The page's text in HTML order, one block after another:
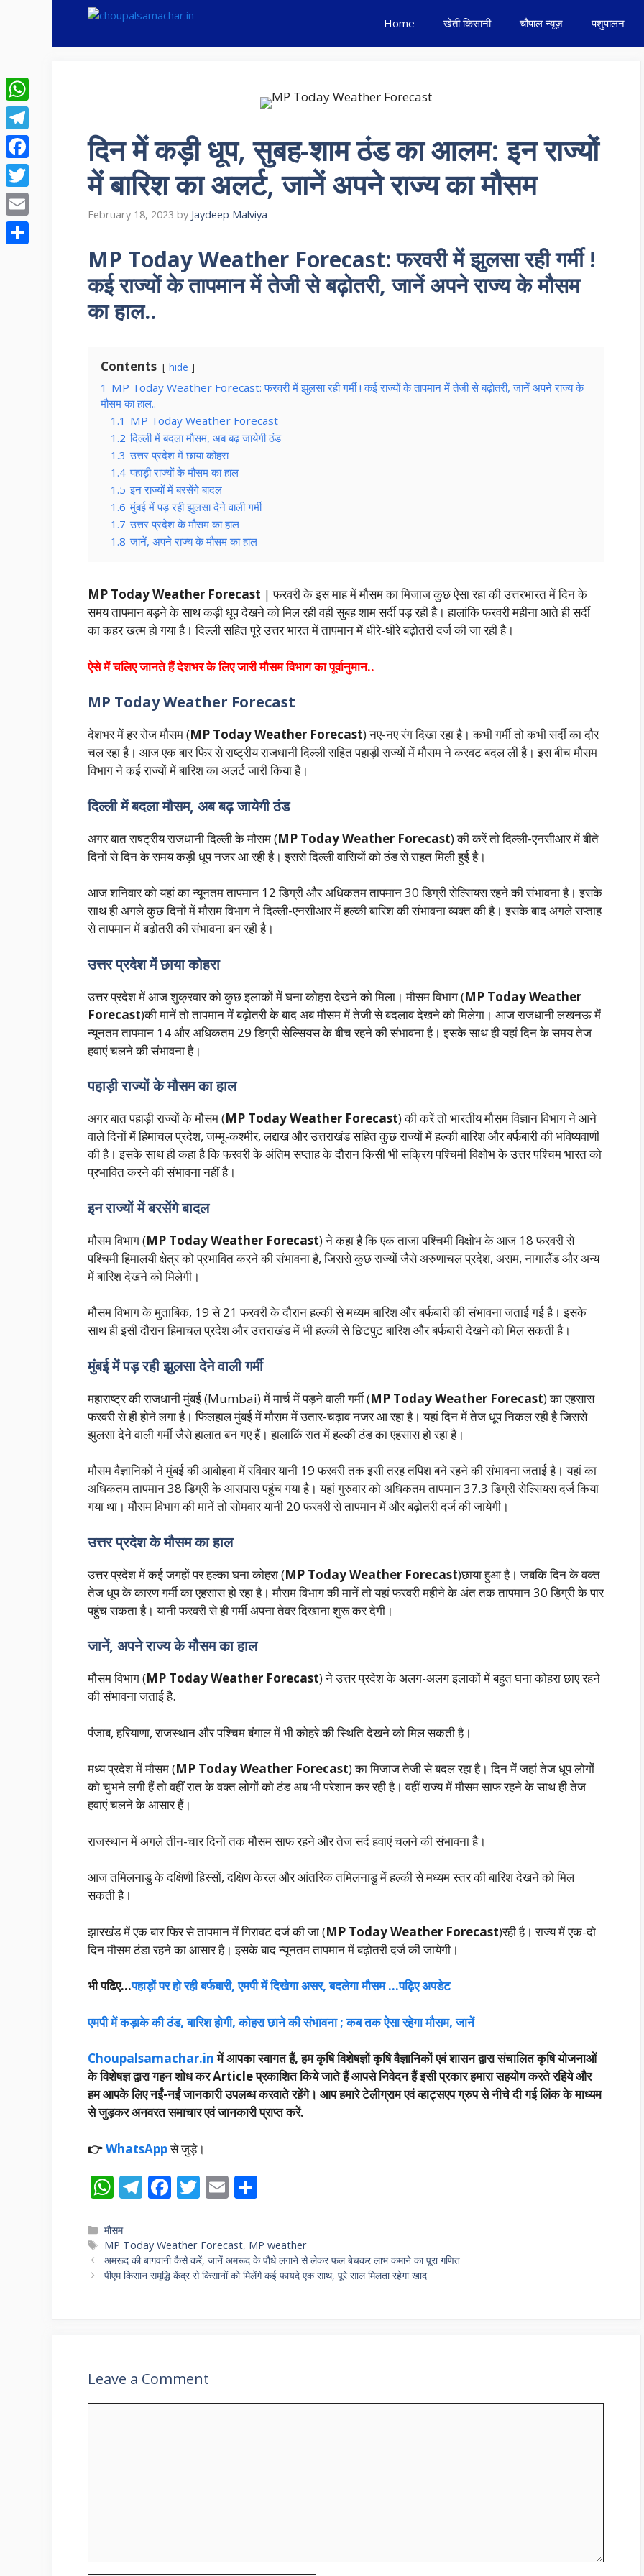
Home खेती किसानी चौपाल न्यूज़ पशुपालन
दिन में कड़ी धूप, सुबह-शाम ठंड का आलम: इन राज्यों
में बारिश का अलर्ट, जानें अपने राज्य का मौसम
February 18, 2023 by Jaydeep Malviya
MP Today Weather Forecast: फरवरी में झुलसा रही गर्मी !
कई राज्यों के तापमान में तेजी से बढ़ोतरी, जानें अपने राज्य के मौसम
का हाल..
Contents hide
1 MP Today Weather Forecast: फरवरी में झुलसा रही गर्मी ! कई राज्यों के तापमान में तेजी से बढ़ोतरी, जानें अपने राज्य के
मौसम का हाल..
1.1 MP Today Weather Forecast
1.2 दिल्ली में बदला मौसम, अब बढ़ जायेगी ठंड
1.3 उत्तर प्रदेश में छाया कोहरा
1.4 पहाड़ी राज्यों के मौसम का हाल
1.5 इन राज्यों में बरसेंगे बादल
1.6 मुंबई में पड़ रही झुलसा देने वाली गर्मी
1.7 उत्तर प्रदेश के मौसम का हाल
1.8 जानें, अपने राज्य के मौसम का हाल
MP Today Weather Forecast | फरवरी के इस माह में मौसम का मिजाज कुछ ऐसा रहा की उत्तरभारत में दिन के
समय तापमान बड़ने के साथ कड़ी धूप देखने को मिल रही वही सुबह शाम सर्दी पड़ रही है। हालांकि फरवरी महीना आते ही सर्दी
का कहर खत्म हो गया है। दिल्ली सहित पूरे उत्तर भारत में तापमान में धीरे-धीरे बढ़ोतरी दर्ज की जा रही है।
ऐसे में चलिए जानते हैं देशभर के लिए जारी मौसम विभागका पूर्वानुमान..
MP Today Weather Forecast
देशभर में हर रोज मौसम (MP Today Weather Forecast) नए-नए रंग दिखा रहा है। कभी गर्मी तो कभी सर्दी का दौर
चल रहा है। आज एक बार फिर से राष्ट्रीय राजधानी दिल्ली सहित पहाड़ी राज्यों में मौसम ने करवट बदल ली है। इस बीच मौसम
विभाग ने कई राज्यों में बारिश का अलर्ट जारी किया है।
दिल्ली में बदला मौसम, अब बढ़ जायेगी ठंड
अगर बात राषट्रीय राजधानी दिल्ली के मौसम (MP Today Weather Forecast) की करें तो दिल्ली-एनसीआर में बीते
दिनों से दिन के समय कड़ी धूप नजर आ रही है। इससे दिल्ली वासियों को ठंड से राहत मिली हुई है।
आज शनिवार को यहां का न्यूनतम तापमान 12 डिग्री और अधिकतम तापमान 30 डिग्री सेल्सियस रहने की संभावना है। इसके
साथ ही अगले कुछ दिनों में मौसम विभाग ने दिल्ली-एनसीआर में हल्की बारिश की संभावना व्यक्त की है। इसके बाद अगले सप्ताह
से तापमान में बढ़ोतरी की संभावना बन रही है।
उत्तर प्रदेश में छाया कोहरा
उत्तर प्रदेश में आज शुक्रवार को कुछ इलाकों में घना कोहरा देखने को मिला। मौसम विभाग (MP Today Weather
Forecast)की मानें तो तापमान में बढ़ोतरी के बाद अब मौसम में तेजी से बदलाव देखने को मिलेगा। आज राजधानी लखनऊ में
न्यूनतम तापमान 14 और अधिकतम 29 डिग्री सेल्सियस के बीच रहने की संभावना है। इसके साथ ही यहां दिन के समय तेज
हवाएं चलने की संभावना है।
पहाड़ी राज्यों के मौसम का हाल
अगर बात पहाड़ी राज्यों के मौसम (MP Today Weather Forecast) की करें तो भारतीय मौसम विज्ञान विभाग ने आने
वाले दिनों में हिमाचल प्रदेश, जम्मू-कश्मीर, लद्दाख और उत्तराखंड सहित कुछ राज्यों में हल्की बारिश और बर्फबारी की भविष्यवाणी
की है। इसके साथ ही कहा है कि फरवरी के अंतिम सप्ताह के दौरान किसी भी सक्रिय पश्चिमी विक्षोभ के उत्तर पश्चिम भारत को
प्रभावित करने की संभावना नहीं है।
इन राज्यों में बरसेंगे बादल
मौसम विभाग (MP Today Weather Forecast) ने कहा है कि एक ताजा पश्चिमी विक्षोभ के आज 18 फरवरी से
पश्चिमी हिमालयी क्षेत्र को प्रभावित करने की संभावना है, जिससे कुछ राज्यों जैसे अरुणाचल प्रदेश, असम, नागालैंड और अन्य
में बारिश देखने को मिलेगी।
मौसम विभाग के मुताबिक, 19 से 21 फरवरी के दौरान हल्की से मध्यम बारिश और बर्फबारी की संभावना जताई गई है। इसके
साथ ही इसी दौरान हिमाचल प्रदेश और उत्तराखंड में भी हल्की से छिटपुट बारिश और बर्फबारी देखने को मिल सकती है।
मुंबई में पड़ रही झुलसा देने वाली गर्मी
महाराष्ट्र की राजधानी मुंबई (Mumbai) में मार्च में पड़ने वाली गर्मी (MP Today Weather Forecast) का एहसास
फरवरी से ही होने लगा है। फिलहाल मुंबई में मौसम में उतार-चढ़ाव नजर आ रहा है। यहां दिन में तेज धूप निकल रही है जिससे
झुलसा देने वाली गर्मी जैसे हालात बन गए हैं। हालाकिं रात में हल्की ठंड का एहसास हो रहा है।
मौसम वैज्ञानिकों ने मुंबई की आबोहवा में रविवार यानी 19 फरवरी तक इसी तरह तपिश बने रहने की संभावना जताई है। यहां का
अधिकतम तापमान 38 डिग्री के आसपास पहुंच गया है। यहां गुरुवार को अधिकतम तापमान 37.3 डिग्री सेल्सियस दर्ज किया
गया था। मौसम विभाग की मानें तो सोमवार यानी 20 फरवरी से तापमान में और बढ़ोतरी दर्ज की जायेगी।
उत्तर प्रदेश के मौसम का हाल
उत्तर प्रदेश में कई जगहों पर हल्का घना कोहरा (MP Today Weather Forecast)छाया हुआ है। जबकि दिन के वक्त
तेज धूप के कारण गर्मी का एहसास हो रहा है। मौसम विभाग की मानें तो यहां फरवरी महीने के अंत तक तापमान 30 डिग्री के पार
पहुंच सकता है। यानी फरवरी से ही गर्मी अपना तेवर दिखाना शुरू कर देगी।
जानें, अपने राज्य के मौसम का हाल
मौसम विभाग (MP Today Weather Forecast) ने उत्तर प्रदेश के अलग-अलग इलाकों में बहुत घना कोहरा छाए रहने
की संभावना जताई है.
पंजाब, हरियाणा, राजस्थान और पश्चिम बंगाल में भी कोहरे की स्थिति देखने को मिल सकती है।
मध्य प्रदेश में मौसम (MP Today Weather Forecast) का मिजाज तेजी से बदल रहा है। दिन में जहां तेज धूप लोगों
को चुभने लगी हैं तो वहीं रात के वक्त लोगों को ठंड अब भी परेशान कर रही है। वहीं राज्य में मौसम साफ रहने के साथ ही तेज
हवाएं चलने के आसार हैं।
राजस्थान में अगले तीन-चार दिनों तक मौसम साफ रहने और तेज सर्द हवाएं चलने की संभावना है।
आज तमिलनाडु के दक्षिणी हिस्सों, दक्षिण केरल और आंतरिक तमिलनाडु में हल्की से मध्यम स्तर की बारिश देखने को मिल
सकती है।
झारखंड में एक बार फिर से तापमान में गिरावट दर्ज की जा (MP Today Weather Forecast)रही है। राज्य में एक-दो
दिन मौसम ठंडा रहने का आसार है। इसके बाद न्यूनतम तापमान में बढ़ोतरी दर्ज की जायेगी।
भी पढिए…पहाड़ों पर हो रही बर्फबारी, एमपी में दिखेगा असर, बदलेगा मौसम …पढ़िए अपडेट
एमपी में कड़ाके की ठंड, बारिश‌ होगी, कोहरा छाने की संभावना ; कब तक ऐसा रहेगा मौसम, जानें
Choupalsamachar.inमें आपका स्वागत हैं, हम कृषि विशेषज्ञों कृषि वैज्ञानिकों एवं शासन द्वारा संचालित कृषि योजनाओं
के विशेषज्ञ द्वारा गहन शोध कर Article प्रकाशित किये जाते हैं आपसे निवेदन हैं इसी प्रकार हमारा सहयोग करते रहिये और
हम आपके लिए नईं-नईं जानकारी उपलब्ध करवाते रहेंगे। आप हमारे टेलीग्राम एवं व्हाट्सएप ग्रुप से नीचे दी गई लिंक के माध्यम
से जुड़कर अनवरत समाचार एवं जानकारी प्राप्त करें.
👉WhatsAppसे जुड़े।
W
at
s
A
T
gr
a
F
e
b
o
T
er
E
l e
Categories
मौसम
Tags
MP Today Weather Forecast, MP weather
अमरूद की बागवानी कैसे करें, जानें अमरूद के पौधे लगाने से लेकर फल बेचकर लाभ कमाने का पूरा गणित
पीएम किसान समृद्धि केंद्र से किसानों को मिलेंगे कई फायदे एक साथ, पूरे साल मिलता रहेगा खाद
Leave a Comment
WhatsApp
Telegram
Facebook
Twitter
Email